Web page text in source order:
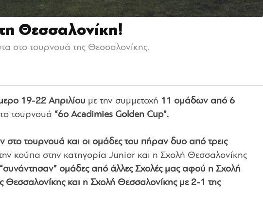
Θεσσαλονίκη!
στο τουρνουά της Θεσσαλονίκης.
19-22 Απριλίου με την συμμετοχή 11 ομάδων από 6
τουρνουά “6ο Acadimies Golden Cup”.
τουρνουά και οι ομάδες του πήραν δυο από τρεις
κούπα στην κατηγορία Junior και η Σχολή Θεσσαλονίκης
“συνάντησαν” ομάδες από άλλες Σχολές μας αφού η Σχολή
Θεσσαλονίκης και η Σχολή Θεσσαλονίκης με 2-1 της